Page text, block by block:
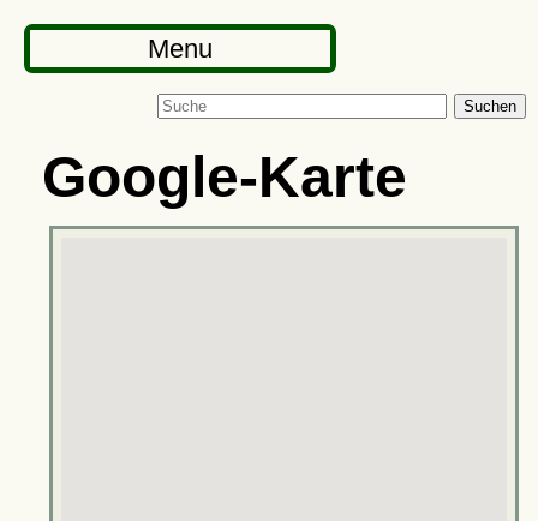
Menu
Suchen
Google-Karte